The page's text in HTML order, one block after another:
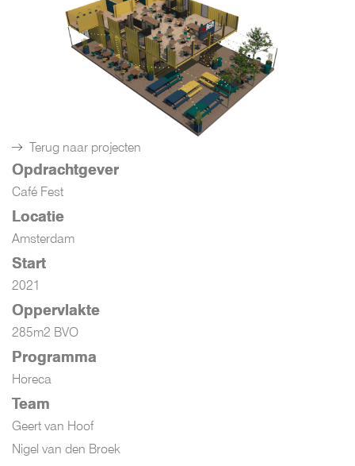
Terug naar projecten
Opdrachtgever
Café Fest
Locatie
Amsterdam
Start
2021
Oppervlakte
285m2 BVO
Programma
Horeca
Team
Geert van Hoof
Nigel van den Broek